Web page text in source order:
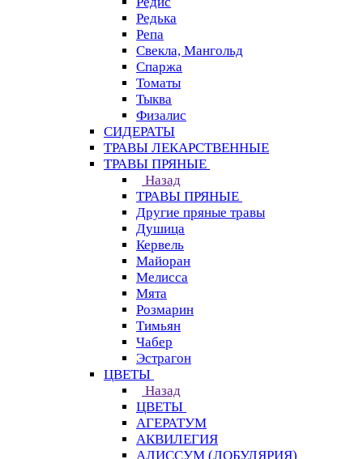
Редька
Репа
Свекла, Мангольд
Спаржа
Томаты
Тыква
Физалис
СИДЕРАТЫ
ТРАВЫ ЛЕКАРСТВЕННЫЕ
ТРАВЫ ПРЯНЫЕ
Назад
ТРАВЫ ПРЯНЫЕ
Другие пряные травы
Душица
Кервель
Майоран
Мелисса
Мята
Розмарин
Тимьян
Чабер
Эстрагон
ЦВЕТЫ
Назад
ЦВЕТЫ
АГЕРАТУМ
АКВИЛЕГИЯ
АЛИССУМ (ЛОБУЛЯРИЯ)